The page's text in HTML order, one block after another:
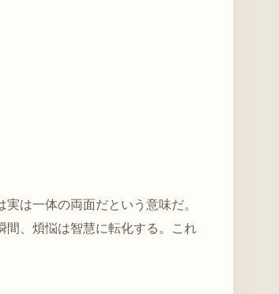
は一体の両面だという意味だ。
間、煩悩は智慧に転化する。これ